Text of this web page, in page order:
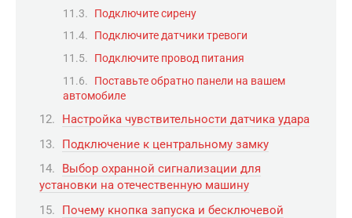
Подключите сирену
Подключите датчики тревоги
Подключите провод питания
Поставьте обратно панели на вашем
автомобиле
Настройка чувствительности датчика удара
Подключение к центральному замку
Выбор охранной сигнализации для
установки на отечественную машину
Почему кнопка запуска и бесключевой